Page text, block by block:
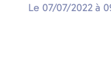
Le 07/07/2022à